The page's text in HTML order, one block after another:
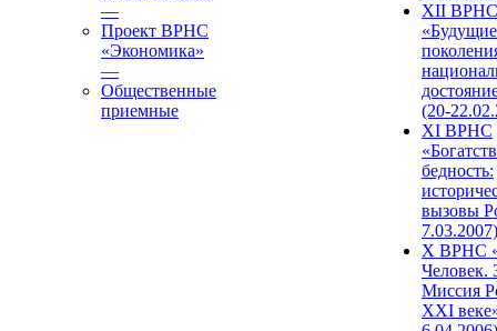
—
Проект ВРНС
«Экономика»
—
Общественные
приемные
XII ВРНС
«Будущие
(20-
XI ВРНС
бедность:
вызовы
7.03.2007)
X ВРНС
Человек.
Миссия
XXI